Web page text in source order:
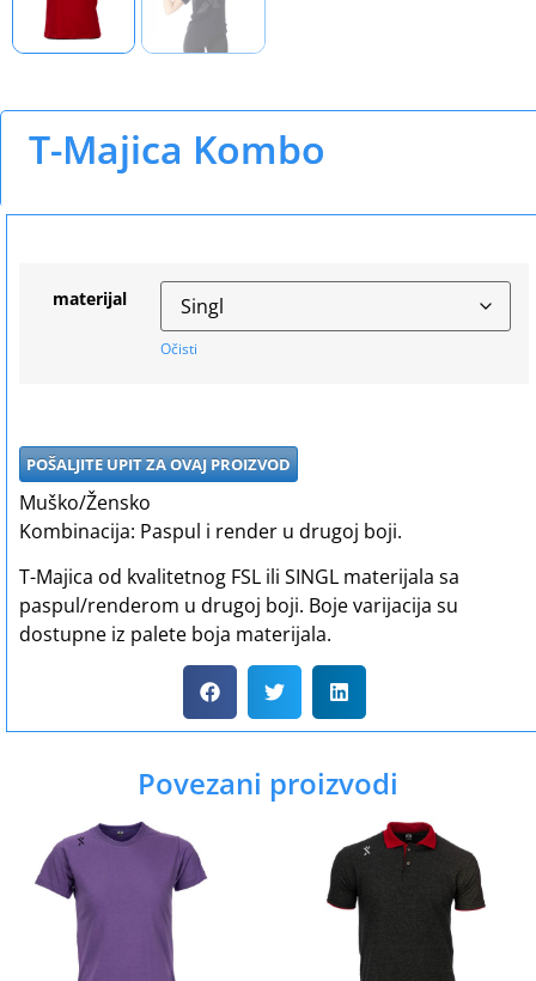
T-Majica Kombo
materijal
Očisti
POŠALJITE UPIT ZA OVAJ PROIZVOD
Muško/Žensko
Kombinacija: Paspul i render u drugoj boji.
T-Majica od kvalitetnog FSL ili SINGL materijala sa
paspul/renderom u drugoj boji. Boje varijacija su
dostupne iz palete boja materijala.
Povezani proizvodi